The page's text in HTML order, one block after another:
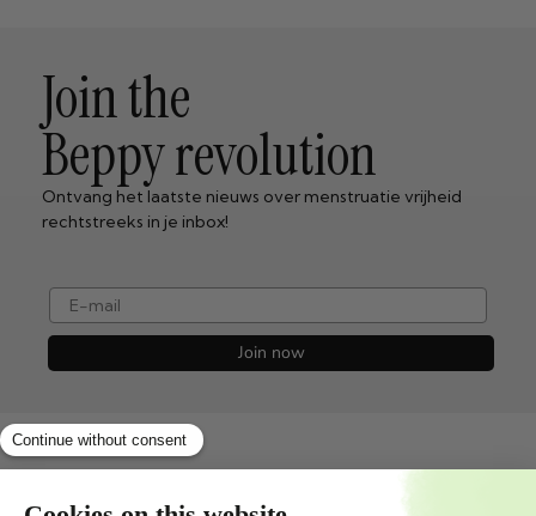
Join the
Beppy revolution
Ontvang het laatste nieuws over menstruatie vrijheid
rechtstreeks in je inbox!
e-mail
Join now